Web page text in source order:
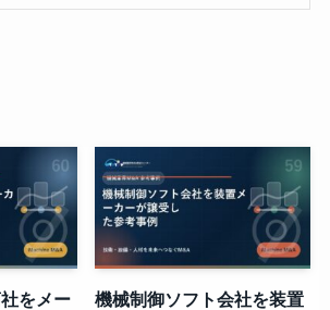
をメー
機械制御ソフト会社を装置